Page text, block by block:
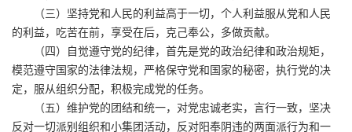
（三）坚持党和人民的利益高于一切，个人利益服从党和人民
的利益，吃苦在前，享受在后，克己奉公，多做贡献。
（四）自觉遵守党的纪律，首先是党的政治纪律和政治规矩，
模范遵守国家的法律法规，严格保守党和国家的秘密，执行党的决
定，服从组织分配，积极完成党的任务。
（五）维护党的团结和统一，对党忠诚老实，言行一致，坚决
反对一切派别组织和小集团活动，反对阳奉阴违的两面派行为和一